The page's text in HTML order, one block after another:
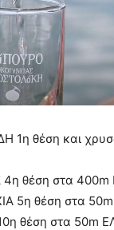
1η θέση και
θέση στα
5η θέση στα
θέση στα 50m